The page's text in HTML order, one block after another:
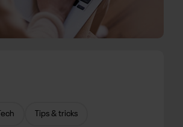
Tech Tips & tricks